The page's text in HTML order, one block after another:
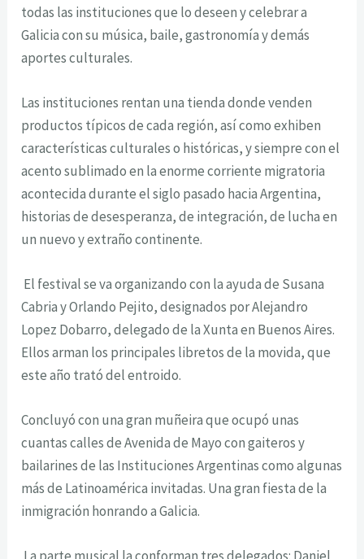
todas las instituciones que lo deseen y celebrar a
Galicia con su música, baile, gastronomía y demás
aportes culturales.
Las instituciones rentan una tienda donde venden
productos típicos de cada región, así como exhiben
características culturales o históricas, y siempre con el
acento sublimado en la enorme corriente migratoria
acontecida durante el siglo pasado hacia Argentina,
historias de desesperanza, de integración, de lucha en
un nuevo y extraño continente.
El festival se va organizando con la ayuda de Susana
Cabria y Orlando Pejito, designados por Alejandro
Lopez Dobarro, delegado de la Xunta en Buenos Aires.
Ellos arman los principales libretos de la movida, que
este año trató del entroido.
Concluyó con una gran muñeira que ocupó unas
cuantas calles de Avenida de Mayo con gaiteros y
bailarines de las Instituciones Argentinas como algunas
más de Latinoamérica invitadas. Una gran fiesta de la
inmigración honrando a Galicia.